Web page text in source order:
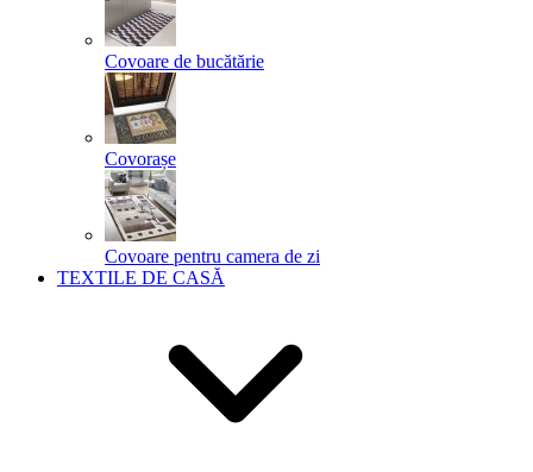
Covoare de bucătărie
Covorașe
Covoare pentru camera de zi
TEXTILE DE CASĂ